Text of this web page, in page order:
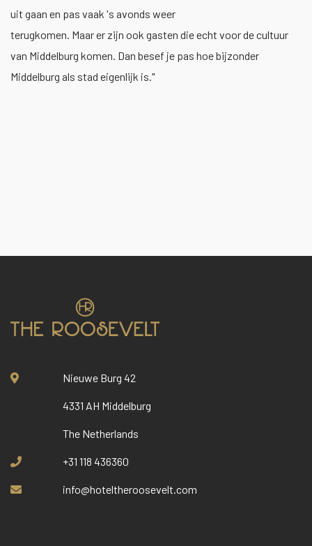
uit gaan en pas vaak 's avonds weer
terugkomen. Maar er zijn ook gasten die echt voor de cultuur
van Middelburg komen. Dan besef je pas hoe bijzonder
Middelburg als stad eigenlijk is."
Nieuwe Burg 42
4331 AH Middelburg
The Netherlands
+31 118 436360
info@hoteltheroosevelt.com